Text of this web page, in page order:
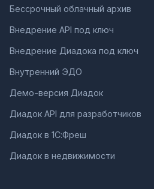
Бессрочный облачный архив
Внедрение API под ключ
Внедрение Диадока под ключ
Внутренний ЭДО
Демо-версия Диадок
Диадок API для разработчиков
Диадок в 1С:Фреш
Диадок в недвижимости